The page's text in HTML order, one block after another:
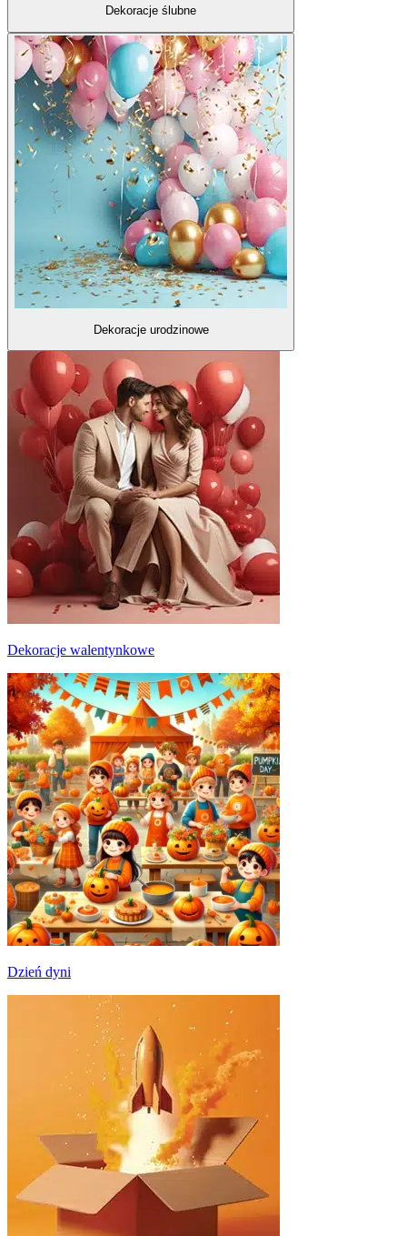
Dekoracje ślubne
Dekoracje urodzinowe
Dekoracje walentynkowe
Dzień dyni